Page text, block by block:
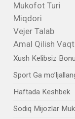
Mukofot Turi
Miqdori
Vejer Talab
Amal Qilish
Xush Kelibsiz
Sport Ga
Haftada Keshbek
Sodiq Mijozlar